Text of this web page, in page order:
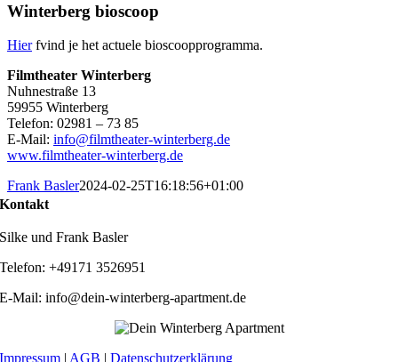
Winterberg bioscoop
Hierfvind je het actuele bioscoopprogramma.
Filmtheater Winterberg
Nuhnestraße 13
59955 Winterberg
Telefon: 02981 – 73 85
E-Mail: info@filmtheater-winterberg.de
www.filmtheater-winterberg.de
Frank Basler2024-02-25T16:18:56+01:00
Kontakt
Silke und Frank Basler
Telefon: +49171 3526951
E-Mail: info@dein-winterberg-apartment.de
Impressum | AGB |Datenschutzerklärung